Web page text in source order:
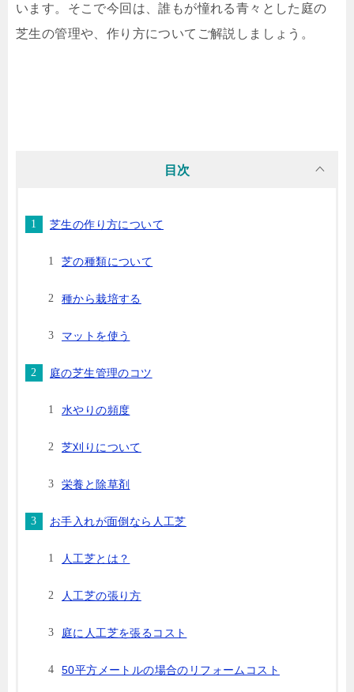
います。そこで今回は、誰もが憧れる青々とした庭の
芝生の管理や、作り方についてご解説しましょう。
目次
芝生の作り方について
芝の種類について
種から栽培する
マットを使う
庭の芝生管理のコツ
水やりの頻度
芝刈りについて
栄養と除草剤
お手入れが面倒なら人工芝
人工芝とは？
人工芝の張り方
庭に人工芝を張るコスト
50平方メートルの場合のリフォームコスト